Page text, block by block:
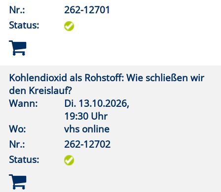
Status:
Kunst im Ohr - Ein Livestream für alle Sinne 3
Wann:
Wo:
vhs online
Nr.:
262-13011
Status:
Kunst im Ohr – Ein Livestream für alle Sinne 4
Wann:
Mi.25.11.2026,
Wo: